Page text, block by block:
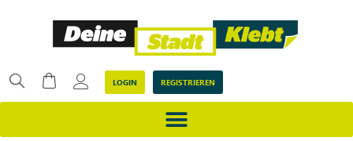
LOGIN REGISTRIEREN